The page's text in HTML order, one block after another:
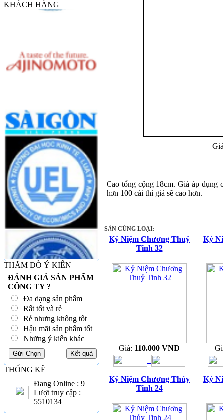
KHÁCH HÀNG
THĂM DÒ Ý KIẾN
ĐÁNH GIÁ SẢN PHẨM
CÔNG TY ?
Đa dạng sản phẩm
Rất tốt và rẻ
Rẻ nhưng không tốt
Hậu mãi sản phẩm tốt
Những ý kiến khác
THỐNG KÊ
Đang Online : 9
Lượt truy cập :
5510134
Cao tổng cộng 18cm. Giá áp
hơn 100 cái thì giá sẽ cao hơn.
SẢN CÙNG LOẠI:
Kỷ Niệm Chương Thuỷ
Tinh 32
Giá: 110.000 VNĐ
Kỷ
Kỷ Niệm Chương Thủy
Tinh 24
Kỷ